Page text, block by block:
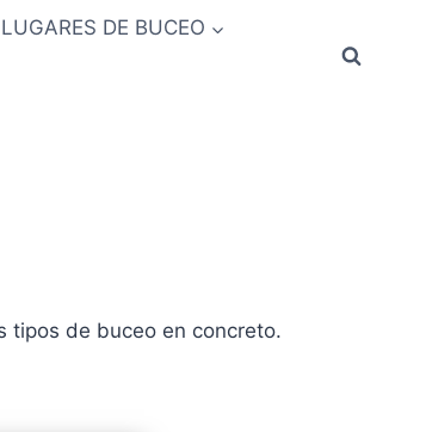
LUGARES DE BUCEO
tipos de buceo en concreto.